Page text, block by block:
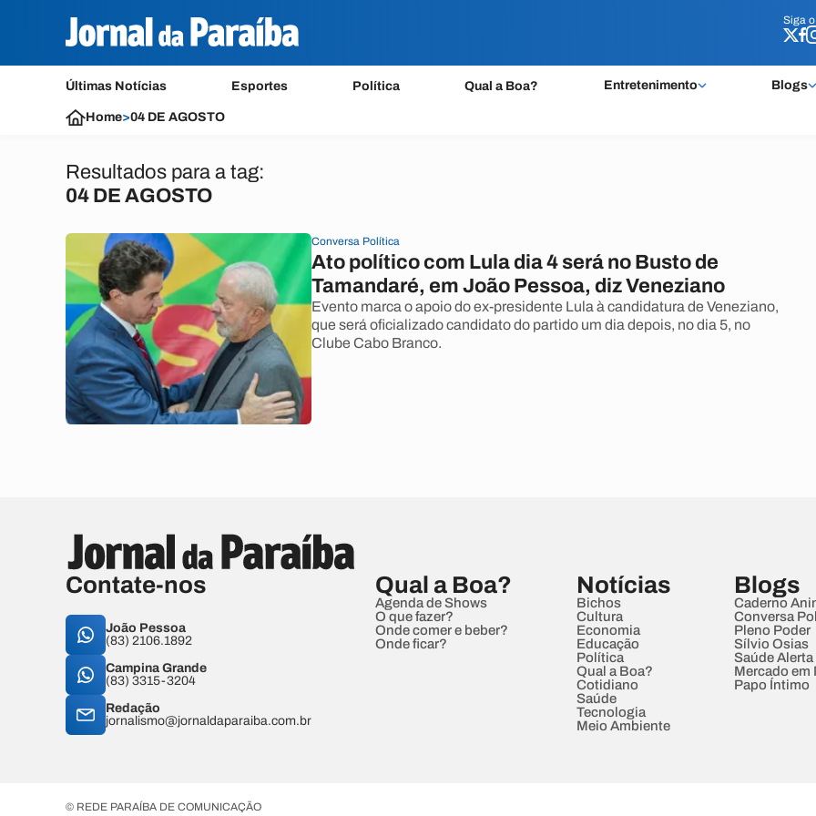
Siga o
Últimas Notícias Esportes Política Qual a Boa? Entretenimento Blogs
Siga o
Home>04 DE AGOSTO
Resultados para a tag:
04 DE AGOSTO
Conversa Política
Ato político com Lula dia 4 será no Busto de
Tamandaré, em João Pessoa, diz Veneziano
Evento marca o apoio do ex-presidente Lula à candidatura de Veneziano,
que será oficializado candidato do partido um dia depois, no dia 5, no
Clube Cabo Branco.
Contate-nos
João Pessoa
(83) 2106.1892
Campina Grande
(83) 3315-3204
Redação
jornalismo@jornaldaparaiba.com.br
Qual a Boa?
Agenda de Shows
O que fazer?
Onde comer e beber?
Onde ficar?
Notícias
Bichos
Cultura
Economia
Educação
Política
Qual a Boa?
Cotidiano
Saúde
Tecnologia
Meio Ambiente
Blogs
Caderno
Conversa
Pleno Poder
Sílvio Osias
Saúde Alerta
Mercado em
Papo Íntimo
© REDE PARAÍBA DE COMUNICAÇÃO